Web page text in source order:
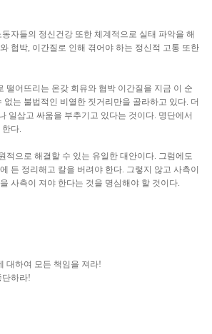
자들의 정신건강 또한 체계적으로 실태 파악을 해
협박, 이간질로 인해 겪어야 하는 정신적 고통 또한
떨어뜨리는 온갖 회유와 협박 이간질을 지금 이 순
는 불법적인 비열한 짓거리만을 골라하고 있다. 더
일삼고 싸움을 부추기고 있다는 것이다. 명단에서
다.
적으로 해결할 수 있는 유일한 대안이다. 그럼에도
든 정리해고 칼을 버려야 한다. 그렇지 않고 사측이
사측이 져야 한다는 것을 명심해야 할 것이다.
대하여 모든 책임을 져라!
하라!